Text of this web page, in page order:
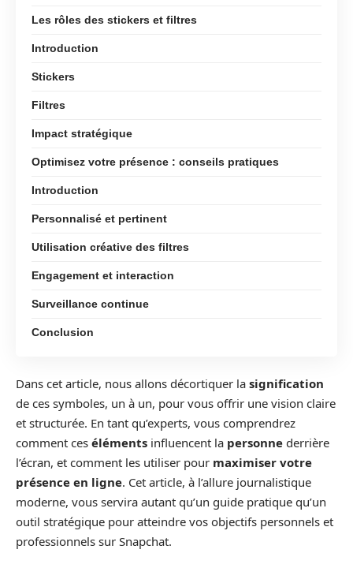
Les rôles des stickers et filtres
Introduction
Stickers
Filtres
Impact stratégique
Optimisez votre présence : conseils pratiques
Introduction
Personnalisé et pertinent
Utilisation créative des filtres
Engagement et interaction
Surveillance continue
Conclusion
Dans cet article, nous allons décortiquer la signification
de ces symboles, un à un, pour vous offrir une vision claire
et structurée. En tant qu’experts, vous comprendrez
comment ces éléments influencent la personne derrière
l’écran, et comment les utiliser pour maximiser votre
présence en ligne. Cet article, à l’allure journalistique
moderne, vous servira autant qu’un guide pratique qu’un
outil stratégique pour atteindre vos objectifs personnels et
professionnels sur Snapchat.